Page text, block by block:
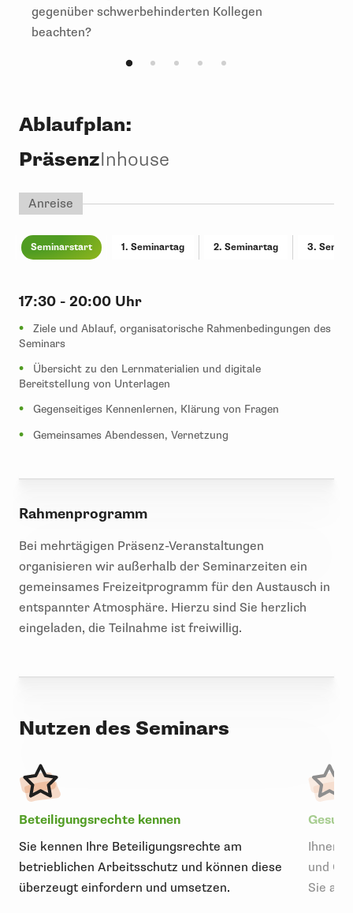
gegenüber schwerbehinderten Kollegen
beachten?
Ablaufplan:
PräsenzInhouse
Anreise
Seminarstart 1. Seminartag 2. Seminartag 3.
17:30 - 20:00 Uhr
Ziele und Ablauf, organisatorische Rahmenbedingungen des
Seminars
Übersicht zu den Lernmaterialien und digitale
Bereitstellung von Unterlagen
Gegenseitiges Kennenlernen, Klärung von Fragen
Gemeinsames Abendessen, Vernetzung
Rahmenprogramm
Bei mehrtägigen Präsenz-Veranstaltungen
organisieren wir außerhalb der Seminarzeiten ein
gemeinsames Freizeitprogramm für den Austausch in
entspannter Atmosphäre. Hierzu sind Sie herzlich
eingeladen, die Teilnahme ist freiwillig.
Nutzen des Seminars
Beteiligungsrechte kennen
Sie kennen Ihre Beteiligungsrechte am
betrieblichen Arbeitsschutz und können diese
überzeugt einfordern und umsetzen.
Ihnen
und
Sie als